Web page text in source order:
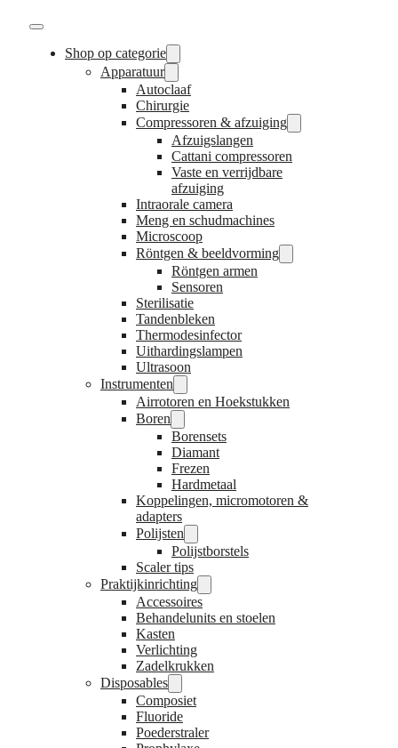
Shop op categorie
Apparatuur
Autoclaaf
Chirurgie
Compressoren & afzuiging
Afzuigslangen
Cattani compressoren
Vaste en verrijdbare
afzuiging
Intraorale camera
Meng en schudmachines
Microscoop
Röntgen & beeldvorming
Röntgen armen
Sensoren
Sterilisatie
Tandenbleken
Thermodesinfector
Uithardingslampen
Ultrasoon
Instrumenten
Airrotoren en Hoekstukken
Boren
Borensets
Diamant
Frezen
Hardmetaal
Koppelingen, micromotoren &
adapters
Polijsten
Polijstborstels
Scaler tips
Praktijkinrichting
Accessoires
Behandelunits en stoelen
Kasten
Verlichting
Zadelkrukken
Disposables
Composiet
Fluoride
Poederstraler